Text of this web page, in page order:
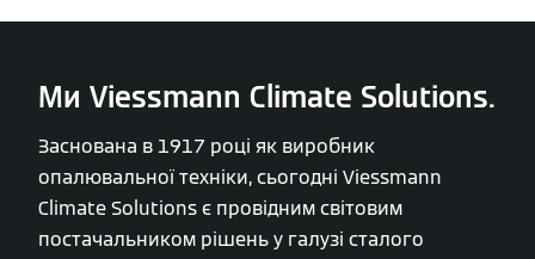
Ми Viessmann Climate Solutions.
Заснована в 1917 році як виробник
опалювальної техніки, сьогодні Viessmann
Climate Solutions є провідним світовим
постачальником рішень у галузі сталого